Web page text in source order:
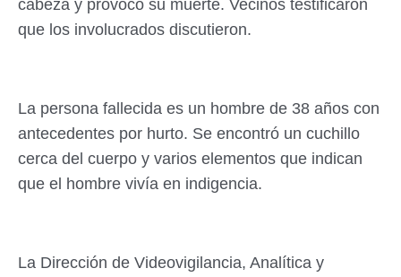
cabeza y provocó su muerte. Vecinos testificaron
que los involucrados discutieron.
La persona fallecida es un hombre de 38 años con
antecedentes por hurto. Se encontró un cuchillo
cerca del cuerpo y varios elementos que indican
que el hombre vivía en indigencia.
La Dirección de Videovigilancia, Analítica y